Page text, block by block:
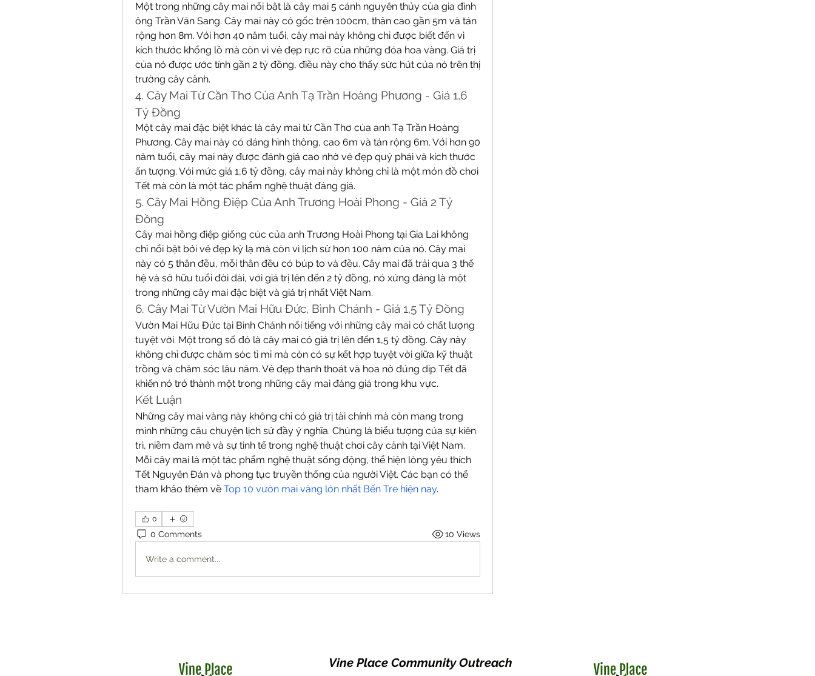
Một trong những cây mai nổi bật là cây mai 5 cánh nguyên thủy của gia đình
ông Trần Văn Sang. Cây mai này có gốc trên 100cm, thân cao gần 5m và tán
rộng hơn 8m. Với hơn 40 năm tuổi, cây mai này không chỉ được biết đến vì
kích thước khổng lồ mà còn vì vẻ đẹp rực rỡ của những đóa hoa vàng. Giá trị
của nó được ước tính gần 2 tỷ đồng, điều này cho thấy sức hút của nó trên thị
trường cây cảnh.
4. Cây Mai Từ Cần Thơ Của Anh Tạ Trần Hoàng Phương - Giá 1,6
Tỷ Đồng
Một cây mai đặc biệt khác là cây mai từ Cần Thơ của anh Tạ Trần Hoàng
Phương. Cây mai này có dáng hình thông, cao 6m và tán rộng 6m. Với hơn 90
năm tuổi, cây mai này được đánh giá cao nhờ vẻ đẹp quý phái và kích thước
ấn tượng. Với mức giá 1,6 tỷ đồng, cây mai này không chỉ là một món đồ chơi
Tết mà còn là một tác phẩm nghệ thuật đáng giá.
5. Cây Mai Hồng Điệp Của Anh Trương Hoài Phong - Giá 2 Tỷ
Đồng
Cây mai hồng điệp giống cúc của anh Trương Hoài Phong tại Gia Lai không
chỉ nổi bật bởi vẻ đẹp kỳ lạ mà còn vì lịch sử hơn 100 năm của nó. Cây mai
này có 5 thân đều, mỗi thân đều có búp to và đều. Cây mai đã trải qua 3 thế
hệ và sở hữu tuổi đời dài, với giá trị lên đến 2 tỷ đồng, nó xứng đáng là một
trong những cây mai đặc biệt và giá trị nhất Việt Nam.
6. Cây Mai Từ Vườn Mai Hữu Đức, Bình Chánh - Giá 1,5 Tỷ Đồng
Vườn Mai Hữu Đức tại Bình Chánh nổi tiếng với những cây mai có chất lượng
tuyệt vời. Một trong số đó là cây mai có giá trị lên đến 1,5 tỷ đồng. Cây này
không chỉ được chăm sóc tỉ mỉ mà còn có sự kết hợp tuyệt vời giữa kỹ thuật
trồng và chăm sóc lâu năm. Vẻ đẹp thanh thoát và hoa nở đúng dịp Tết đã
khiến nó trở thành một trong những cây mai đáng giá trong khu vực.
Kết Luận
Những cây mai vàng này không chỉ có giá trị tài chính mà còn mang trong
mình những câu chuyện lịch sử đầy ý nghĩa. Chúng là biểu tượng của sự kiên
trì, niềm đam mê và sự tinh tế trong nghệ thuật chơi cây cảnh tại Việt Nam.
Mỗi cây mai là một tác phẩm nghệ thuật sống động, thể hiện lòng yêu thích
Tết Nguyên Đán và phong tục truyền thống của người Việt. Các bạn có thể
tham khảo thêm về Top 10 vườn mai vàng lớn nhất Bến Tre hiện nay.
0
0 Comments 10 Views
Write a comment...
Vine Place Community Outreach